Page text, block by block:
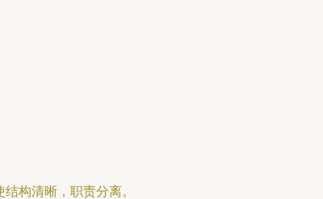
构清晰，职责分离。